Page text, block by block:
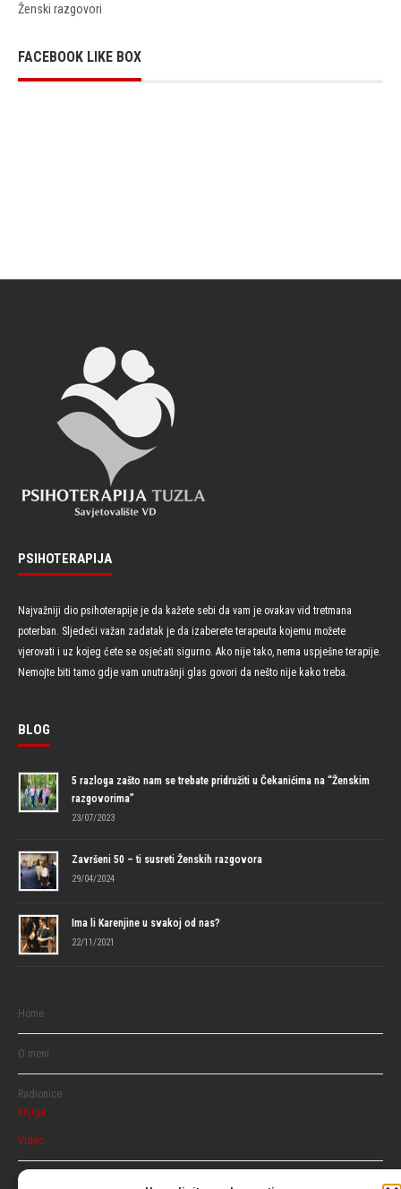
Ženski razgovori
FACEBOOK LIKE BOX
PSIHOTERAPIJA
Najvažniji dio psihoterapije je da kažete sebi da vam je ovakav vid tretmana
poterban. Sljedeći važan zadatak je da izaberete terapeuta kojemu možete
vjerovati i uz kojeg ćete se osjećati sigurno. Ako nije tako, nema uspješne terapije.
Nemojte biti tamo gdje vam unutrašnji glas govori da nešto nije kako treba.
BLOG
5 razloga zašto nam se trebate pridružiti u Čekanićima na “Ženskim
razgovorima”
23/07/2023
Završeni 50 – ti susreti Ženskih razgovora
29/04/2024
Ima li Karenjine u svakoj od nas?
22/11/2021
Home
O meni
Radionice
Knjige
Video
Razgovaraj